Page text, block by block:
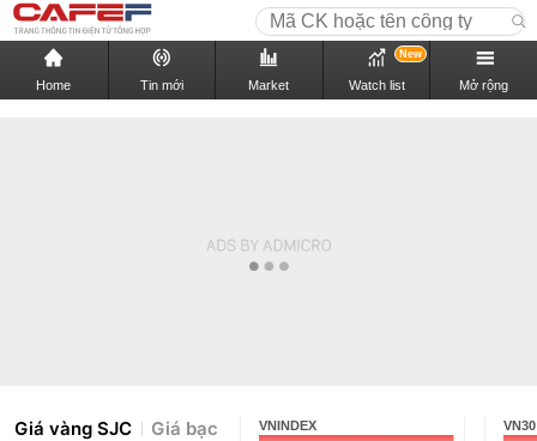
Home Tin mới Market Watch list
New
Mở rộng
Giá vàng SJC Giá bạc VNINDEX VN30